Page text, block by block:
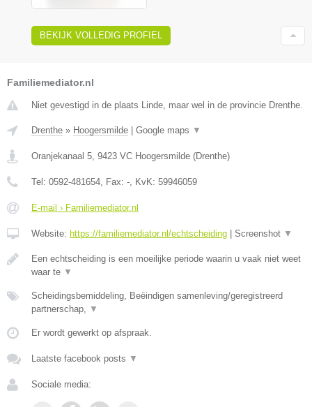
BEKIJK VOLLEDIG PROFIEL
Familiemediator.nl
Niet gevestigd in de plaats Linde, maar wel in de provincie Drenthe.
Drenthe » Hoogersmilde Google maps ▼
Oranjekanaal 5, 9423 VC Hoogersmilde (Drenthe)
Tel: 0592-481654, Fax: -, KvK: 59946059
E-mail › Familiemediator.nl
Website: https://familiemediator.nl/echtscheiding Screenshot ▼
Een echtscheiding is een moeilijke periode waarin u vaak niet weet
waar te ▼
Scheidingsbemiddeling, Beëindigen samenleving/geregistreerd
partnerschap, ▼
Er wordt gewerkt op afspraak.
Laatste facebook posts ▼
Sociale media: